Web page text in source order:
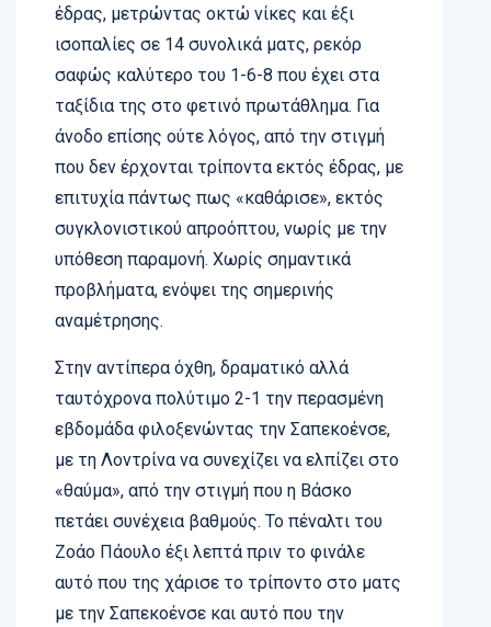
έδρας, μετρώντας οκτώ νίκες και έξι
ισοπαλίες σε 14 συνολικά ματς, ρεκόρ
σαφώς καλύτερο του 1-6-8 που έχει στα
ταξίδια της στο φετινό πρωτάθλημα. Για
άνοδο επίσης ούτε λόγος, από την στιγμή
που δεν έρχονται τρίποντα εκτός έδρας, με
επιτυχία πάντως πως «καθάρισε», εκτός
συγκλονιστικού απροόπτου, νωρίς με την
υπόθεση παραμονή. Χωρίς σημαντικά
προβλήματα, ενόψει της σημερινής
αναμέτρησης.
Στην αντίπερα όχθη, δραματικό αλλά
ταυτόχρονα πολύτιμο 2-1 την περασμένη
εβδομάδα φιλοξενώντας την Σαπεκοένσε,
με τη Λοντρίνα να συνεχίζει να ελπίζει στο
«θαύμα», από την στιγμή που η Βάσκο
πετάει συνέχεια βαθμούς. Το πέναλτι του
Ζοάο Πάουλο έξι λεπτά πριν το φινάλε
αυτό που της χάρισε το τρίποντο στο ματς
με την Σαπεκοένσε και αυτό που την